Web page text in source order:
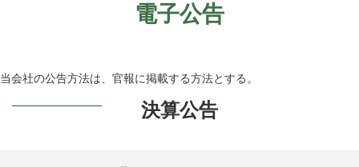
電子公告
当会社の公告方法は、官報に掲載する方法とする。
決算公告